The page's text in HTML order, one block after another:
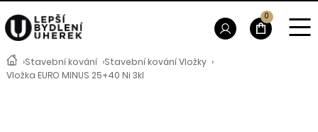
›Stavební kování ›Stavební kování Vložky ›
Vložka EURO MINUS 25+40 Ni 3kl
0